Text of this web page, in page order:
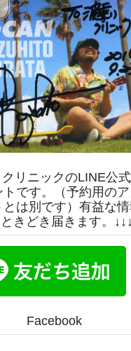
リニックのLINE公
トです。（予約用のア
とは別です）有益な情
きどき届きます。↓↓↓
Facebook